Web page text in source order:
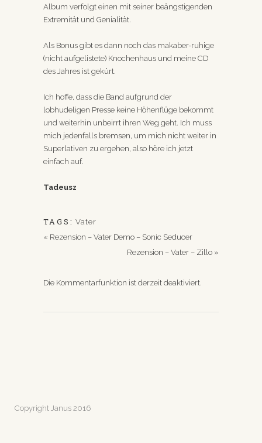
Album verfolgt einen mit seiner beängstigenden
Extremität und Genialität.
Als Bonus gibt es dann noch das makaber-ruhige
(nicht aufgelistete) Knochenhaus und meine CD
des Jahres ist gekürt.
Ich hoffe, dass die Band aufgrund der
lobhudeligen Presse keine Höhenflüge bekommt
und weiterhin unbeirrt ihren Weg geht. Ich muss
mich jedenfalls bremsen, um mich nicht weiter in
Superlativen zu ergehen, also höre ich jetzt
einfach auf.
Tadeusz
TAGS: Vater
« Rezension – Vater Demo – Sonic Seducer
Rezension – Vater – Zillo »
Die Kommentarfunktion ist derzeit deaktiviert.
Copyright Janus 2016